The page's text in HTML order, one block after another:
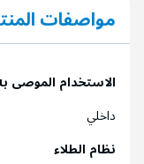
مواصفات
الاستخدام الموصى
داخلي
نظام الطلاء